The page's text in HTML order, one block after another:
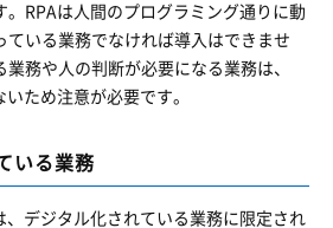
。RPAは人間のプログラミング通りに動
ている業務でなければ導入はできませ
務や人の判断が必要になる業務は、
ため注意が必要です。
いる業務
、デジタル化されている業務に限定され